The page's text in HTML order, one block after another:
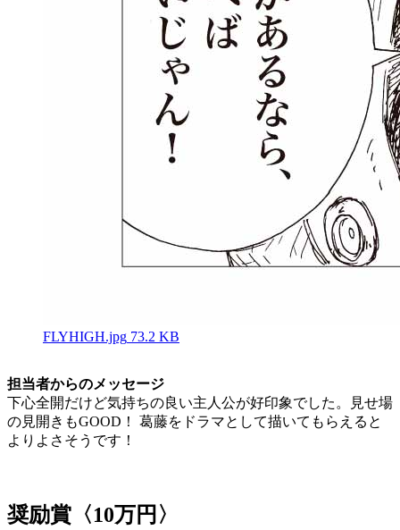
FLYHIGH.jpg 73.2 KB
担当者からのメッセージ
下心全開だけど気持ちの良い主人公が好印象でした。見せ場
の見開きもGOOD！ 葛藤をドラマとして描いてもらえると
よりよさそうです！
奨励賞〈10万円〉